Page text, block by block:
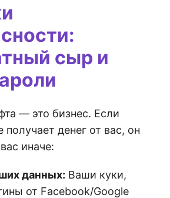
сыр и
— это бизнес. Если
получает денег от вас, он
иначе:
данных: Ваши куки,
от Facebook/Google